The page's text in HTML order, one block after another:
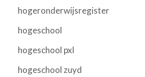
hogeronderwijsregister
hogeschool
hogeschool pxl
hogeschool zuyd